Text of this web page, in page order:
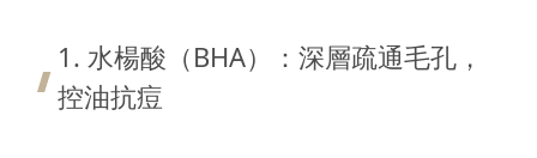
1. 水楊酸（BHA）：深層疏通毛孔，
控油抗痘